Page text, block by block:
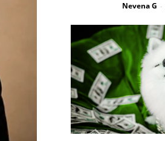
Nevena G -